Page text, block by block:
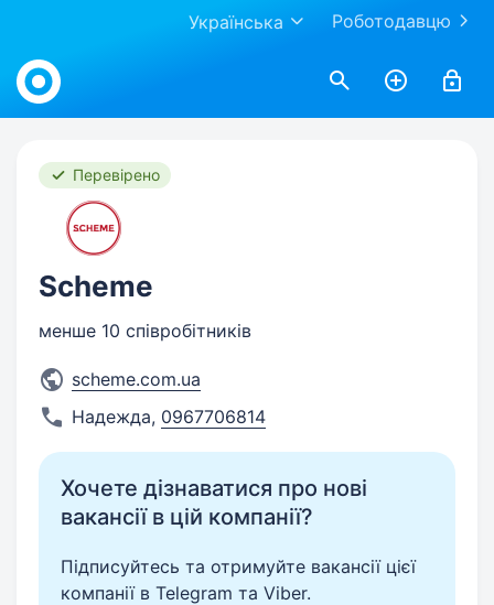
Роботодавцю
Українська
Work.ua
Перевірено
Scheme
менше 10 співробітників
scheme.com.ua
Надежда, 0967706814
Хочете дізнаватися про нові
вакансії в цій компанії?
Підписуйтесь та отримуйте вакансії цієї
компанії в Telegram та Viber.